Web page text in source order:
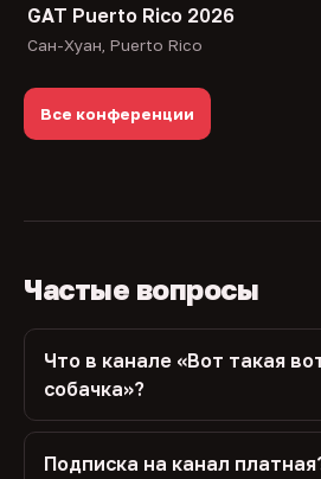
GAT Puerto Rico 2026
Сан-Хуан, Puerto Rico
Все конференции
Частые вопросы
Что в канале «Вот такая
собачка»?
Подписка на канал